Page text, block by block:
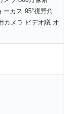
カス 95°視野角
カメラ ビデオ議 オ